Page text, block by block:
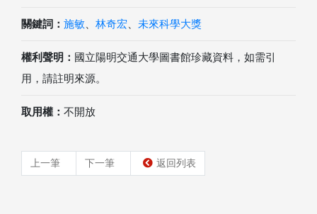
關鍵詞： 施敏 林奇宏 未來科學大獎
權利聲明： 國立陽明交通大學圖書館珍藏資料，如需引
用，請註明來源。
取用權： 不開放
上一筆 下一筆 返回列表